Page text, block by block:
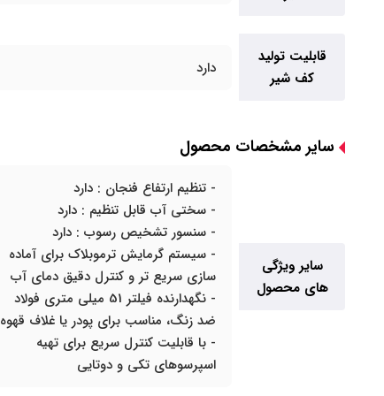
قابلیت تولید
کف شیر
دارد
سایر مشخصات محصول
سایر ویژگی
های محصول
- تنظیم ارتفاع فنجان : دارد
- سختی آب قابل تنظیم : دارد
- سنسور تشخیص رسوب : دارد
- سیستم گرمایش ترموبلاک برای آماده
سازی سریع‌ تر و کنترل دقیق دمای آب
- نگهدارنده فیلتر 51 میلی متری فولاد
ضد زنگ، مناسب برای پودر یا غلاف‌ قهوه
- با قابلیت کنترل سریع برای تهیه
اسپرسوهای تکی و دوتایی